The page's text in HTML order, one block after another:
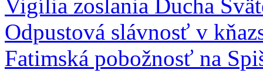
Vigília zoslania Ducha
Odpustová slávnosť v
Fatimská pobožnosť na